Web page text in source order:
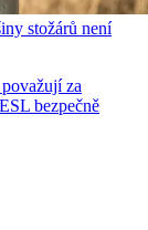
stožárů není
za
bezpečně